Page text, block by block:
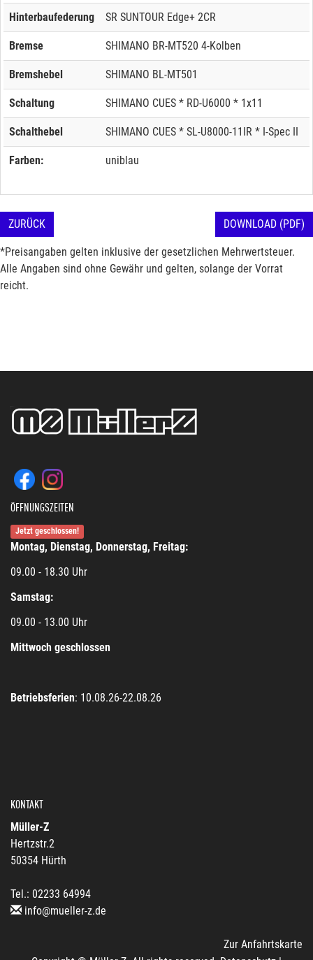
Hinterbaufederung SR SUNTOUR Edge+ 2CR
Bremse SHIMANO BR-MT520 4-Kolben
Bremshebel SHIMANO BL-MT501
Schaltung SHIMANO CUES * RD-U6000 * 1x11
Schalthebel SHIMANO CUES * SL-U8000-11IR * I-Spec II
Farben: uniblau
ZURÜCK DOWNLOAD (PDF)
*Preisangaben gelten inklusive der gesetzlichen Mehrwertsteuer.
Alle Angaben sind ohne Gewähr und gelten, solange der Vorrat
reicht.
ÖFFNUNGSZEITEN
Jetzt geschlossen!
Montag, Dienstag, Donnerstag, Freitag:
09.00 - 18.30 Uhr
Samstag:
09.00 - 13.00 Uhr
Mittwoch geschlossen
Betriebsferien: 10.08.26-22.08.26
KONTAKT
Müller-Z
Hertzstr.2
50354 Hürth
Tel.: 02233 64994
info@mueller-z.de
Zur Anfahrtskarte